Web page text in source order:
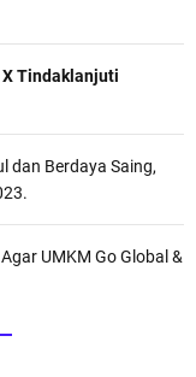
Tindaklanjuti
dan Berdaya Saing,
UMKM Go Global &